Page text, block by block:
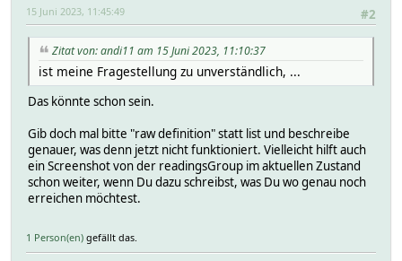
# MQTT_MG4.remoteClimateState 2:1
# undef
# ARRAY(0x5584bf3675c0)
# valueIcon:
# state %devStateIcon
# formated:
# undef
# ARRAY(0x5584bd215f70)
# orig:
# undef
# undef
#2
15 Juni 2023, 11:45:49
Zitat von: andi11 am 15 Juni 2023, 11:10:37
ist meine Fragestellung zu unverständlich, ...
Das könnte schon sein.
Gib doch mal bitte "raw definition" statt list und beschreibe
genauer, was denn jetzt nicht funktioniert. Vielleicht hilft auch
ein Screenshot von der readingsGroup im aktuellen Zustand
schon weiter, wenn Du dazu schreibst, was Du wo genau noch
erreichen möchtest.
1 Person(en) gefällt das.